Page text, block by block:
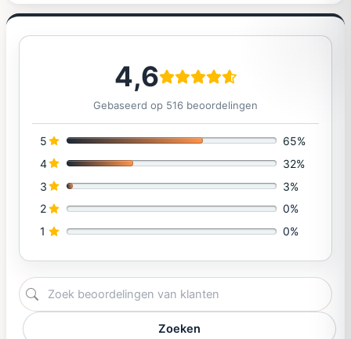
4,6
Gebaseerd op 516 beoordelingen
5
65%
4
32%
3
3%
2
0%
1
0%
Zoeken